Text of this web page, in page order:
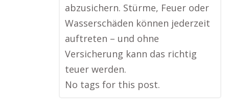
abzusichern. Stürme, Feuer oder
Wasserschäden können jederzeit
auftreten – und ohne
Versicherung kann das richtig
teuer werden.
No tags for this post.